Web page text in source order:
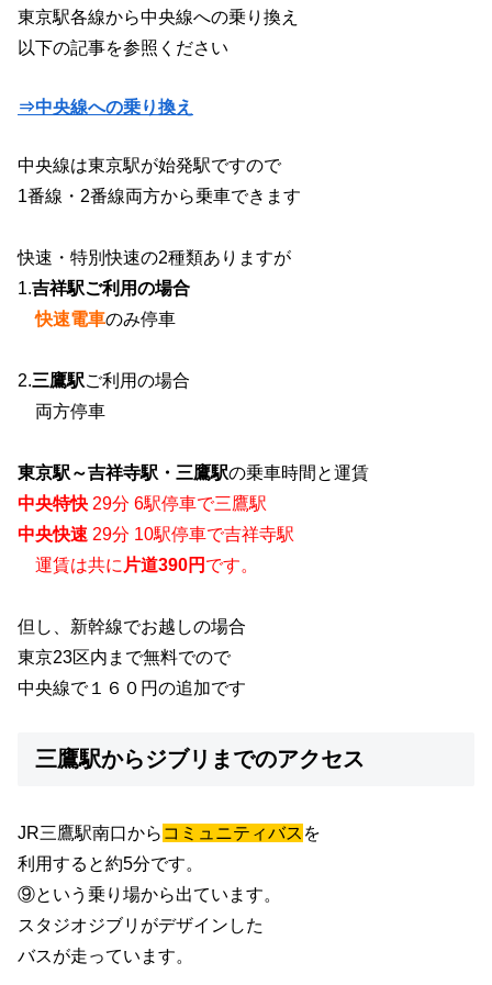
東京駅各線から中央線への乗り換え
以下の記事を参照ください
⇒中央線への乗り換え
中央線は東京駅が始発駅ですので
1番線・2番線両方から乗車できます
快速・特別快速の2種類ありますが
1.吉祥駅ご利用の場合
快速電車のみ停車
2.三鷹駅ご利用の場合
両方停車
東京駅～吉祥寺駅・三鷹駅の乗車時間と運賃
中央特快 29分 6駅停車で三鷹駅
中央快速 29分 10駅停車で吉祥寺駅
運賃は共に 片道390円 です。
但し、新幹線でお越しの場合
東京23区内まで無料でので
中央線で１６０円の追加です
三鷹駅からジブリまでのアクセス
JR三鷹駅南口から コミュニティバス を
利用すると約5分です。
⑨という乗り場から出ています。
スタジオジブリがデザインした
バスが走っています。